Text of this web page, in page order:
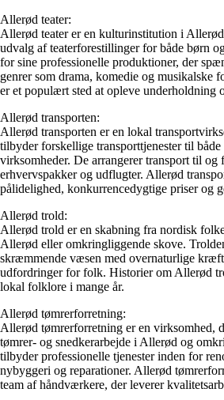
Allerød teater:
Allerød teater er en kulturinstitution i
udvalg af teaterforestillinger for både børn
for sine professionelle produktioner, der
genrer som drama, komedie og musikalske
er et populært sted at opleve underholdning
Allerød transporten:
Allerød transporten er en lokal
tilbyder forskellige transporttjenester til
virksomheder. De arrangerer transport til og
erhvervspakker og udflugter. Allerød
pålidelighed, konkurrencedygtige priser og
Allerød trold:
Allerød trold er en skabning fra nordisk
Allerød eller omkringliggende skove.
skræmmende væsen med overnaturlige
udfordringer for folk. Historier om Allerød
lokal folklore i mange år.
Allerød tømrerforretning:
Allerød tømrerforretning er en virksomhed,
tømrer- og snedkerarbejde i Allerød og
tilbyder professionelle tjenester inden for
nybyggeri og reparationer. Allerød
team af håndværkere, der leverer